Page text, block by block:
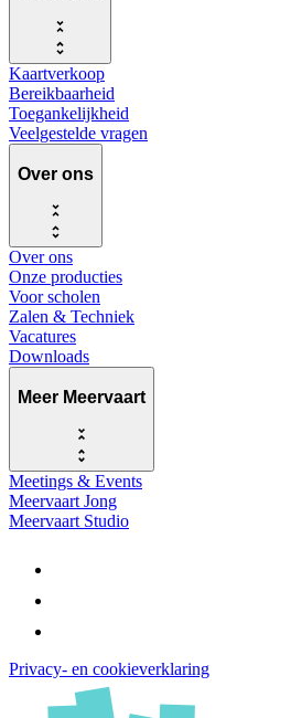
Kaartverkoop
Bereikbaarheid
Toegankelijkheid
Veelgestelde vragen
Over ons
Over ons
Onze producties
Voor scholen
Zalen & Techniek
Vacatures
Downloads
Meer Meervaart
Meetings & Events
Meervaart Jong
Meervaart Studio
Privacy- en cookieverklaring